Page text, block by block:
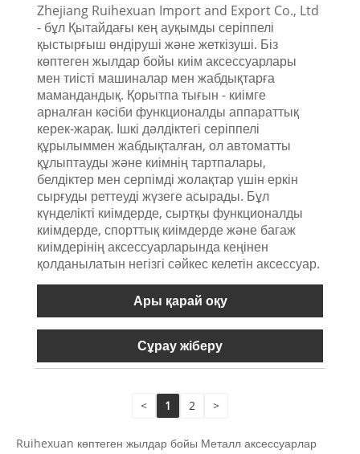
Zhejiang Ruihexuan Import and Export Co., Ltd
- бұл Қытайдағы кең ауқымды серіппелі
қыстырғыш өндіруші және жеткізуші. Біз
көптеген жылдар бойы киім аксессуарлары
мен тиісті машиналар мен жабдықтарға
мамандандық. Қорытпа тығын - киімге
арналған кәсіби функционалды аппараттық
керек-жарақ. Ішкі дәлдіктегі серіппелі
құрылыммен жабдықталған, ол автоматты
құлыптауды және киімнің тартпалары,
белдіктер мен серпімді жолақтар үшін еркін
сырғуды реттеуді жүзеге асырады. Бұл
күнделікті киімдерде, сыртқы функционалды
киімдерде, спорттық киімдерде және багаж
киімдерінің аксессуарларында кеңінен
қолданылатын негізгі сәйкес келетін аксессуар.
Ары қарай оқу
Сұрау жіберу
< 1 2 >
Ruihexuan көптеген жылдар бойы Металл аксессуарлар